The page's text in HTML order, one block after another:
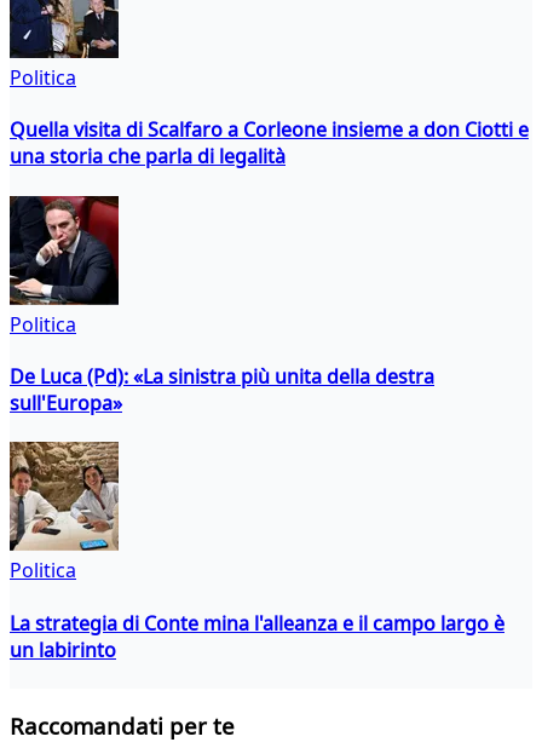
Politica
Quella visita di Scalfaro a Corleone insieme a don Ciotti e
una storia che parla di legalità
Politica
De Luca (Pd): «La sinistra più unita della destra
sull'Europa»
Politica
La strategia di Conte mina l'alleanza e il campo largo è
un labirinto
Raccomandati per te